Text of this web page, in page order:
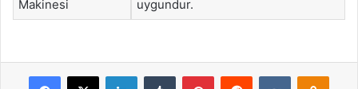
Makinesi
uygundur.
Facebook
X LinkedInTumblr PinterestReddit VKontakte